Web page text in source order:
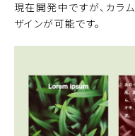
現在開発中ですが、カラ
ザインが可能です。